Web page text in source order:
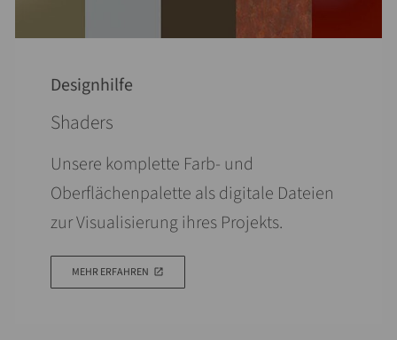
Designhilfe
Shaders
Unsere komplette Farb- und
Oberflächenpalette als digitale Dateien
zur Visualisierung ihres Projekts.
MEHR ERFAHREN